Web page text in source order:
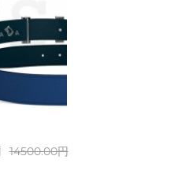
14500.00円